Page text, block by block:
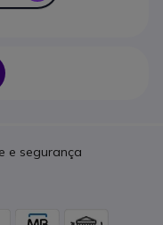
Icon
e segurança